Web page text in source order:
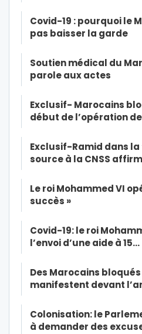
Covid-19 : pourquoi le
pas baisser la garde
Soutien médical du
parole aux actes
Exclusif- Marocains
début de l’opération
Exclusif-Ramid dans
source à la CNSS
Le roi Mohammed VI
succès »
Covid-19: le roi
l’envoi d’une aide à 15…
Des Marocains
manifestent devant
Colonisation: le
à demander des